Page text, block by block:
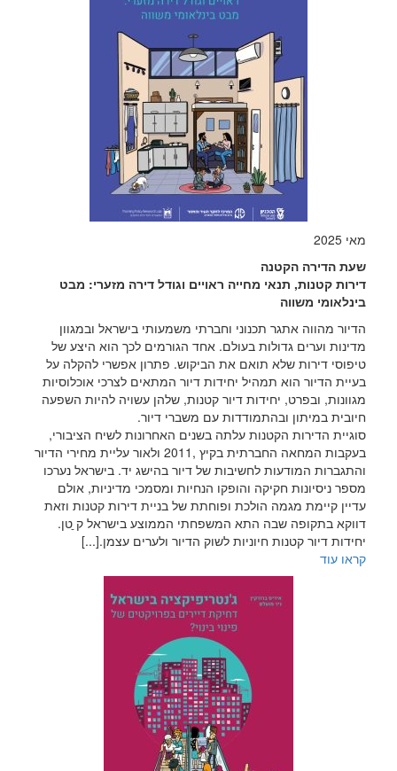
מאי 2025
שעת הדירה הקטנה
דירות קטנות, תנאי מחייה ראויים וגודל דירה מזערי: מבט
בינלאומי משווה
הדיור מהווה אתגר תכנוני וחברתי משמעותי בישראל ובמגוון
מדינות וערים גדולות בעולם. אחד הגורמים לכך הוא היצע של
טיפוסי דירות שלא תואם את הביקוש. פתרון אפשרי להקלה על
בעיית הדיור הוא תמהיל יחידות דיור המתאים לצרכי אוכלוסיות
מגוונות, ובפרט, יחידות דיור קטנות, שלהן עשויה להיות השפעה
חיובית במיתון ובהתמודדות עם משברי דיור.
סוגיית הדירות הקטנות עלתה בשנים האחרונות לשיח הציבורי,
בעקבות
המחאה החברתית בקיץ ,2011 ולאור עליית מחירי הדיור
והתגברות המודעות לחשיבות של דיור בהישג יד. בישראל נערכו
מספר ניסיונות חקיקה והופקו הנחיות ומסמכי מדיניות, אולם
עדיין קיימת מגמה הולכת ופוחתת של בניית דירות קטנות וזאת
דווקא בתקופה שבה התא המשפחתי הממוצע בישראל ק ֵֵטן.
יחידות דיור קטנות חיוניות לשוק הדיור ולערים עצמן.[...]
קראו עוד